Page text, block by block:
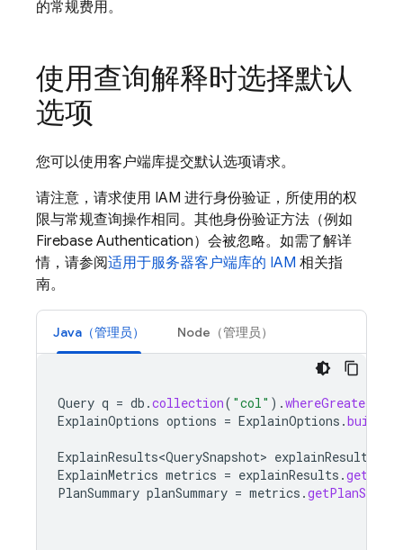
的常规费用。
使用查询解释时选择默认
选项
您可以使用客户端库提交默认选项请求。
请注意，请求使用 IAM 进行身份验证，所使用的权
限与常规查询操作相同。其他身份验证方法（例如
Firebase Authentication）会被忽略。如需了解详
情，请参阅适用于服务器客户端库的 IAM 相关指
南。
Java（管理员） Node（管理员）
Query q = db .collection( "col" ).whereGreaterThan
ExplainOptions options = ExplainOptions .builder
ExplainResults<QuerySnapshot> explainResults
ExplainMetrics metrics = explainResults .
PlanSummary planSummary = metrics .